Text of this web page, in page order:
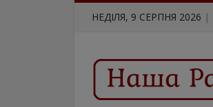
НЕДІЛЯ, 9 СЕРПНЯ 2026 |